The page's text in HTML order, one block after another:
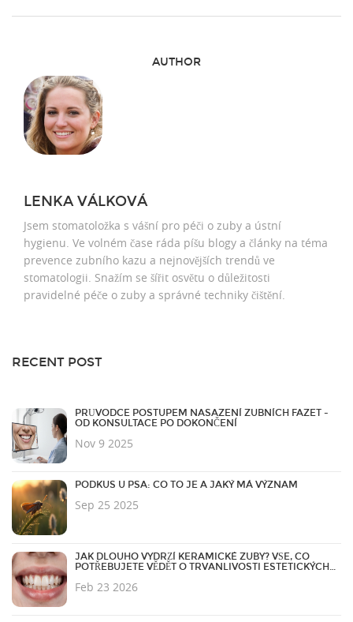
AUTHOR
LENKA VÁLKOVÁ
Jsem stomatoložka s vášní pro péči o zuby a ústní
hygienu. Ve volném čase ráda píšu blogy a články na téma
prevence zubního kazu a nejnovějších trendů ve
stomatologii. Snažím se šířit osvětu o důležitosti
pravidelné péče o zuby a správné techniky čištění.
RECENT POST
PRŮVODCE POSTUPEM NASAZENÍ ZUBNÍCH FAZET -
OD KONSULTACE PO DOKONČENÍ
Nov 9 2025
PODKUS U PSA: CO TO JE A JAKÝ MÁ VÝZNAM
Sep 25 2025
JAK DLOUHO VYDRŽÍ KERAMICKÉ ZUBY? VŠE, CO
POTŘEBUJETE VĚDĚT O TRVANLIVOSTI ESTETICKÝCH
Feb 23 2026